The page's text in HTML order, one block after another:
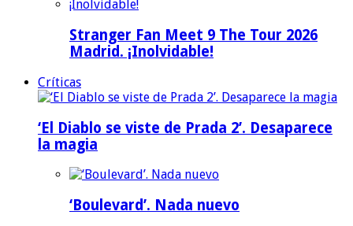
Stranger Fan Meet 9 The Tour 2026
Madrid. ¡Inolvidable!
Críticas
‘El Diablo se viste de Prada 2’. Desaparece
la magia
‘Boulevard’. Nada nuevo